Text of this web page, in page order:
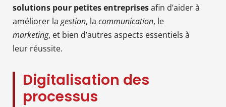
solutions pour petites entreprisesafin d’aider à
améliorer la gestion, la communication, le
marketing, et bien d’autres aspects essentiels à
leur réussite.
Digitalisation des
processus